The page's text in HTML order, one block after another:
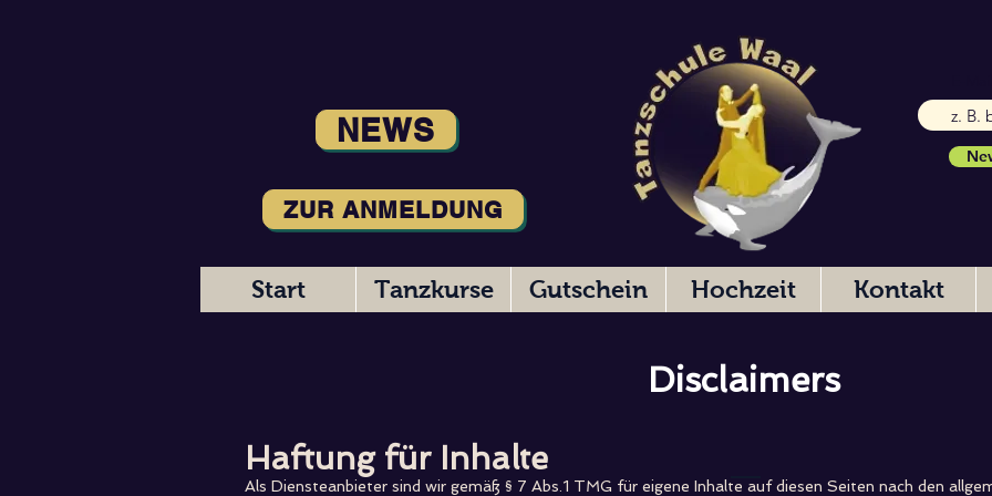
NEWS
ZUR ANMELDUNG
Disclaimers
Haftung für Inhalte
Als Diensteanbieter sind wir gemäß § 7 Abs.1 TMG für eigene Inhalte auf diesen Seiten nach den
Start Tanzkurse Gutschein Hochzeit Kontakt